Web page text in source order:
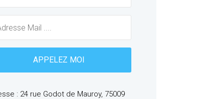
: 24 rue Godot de Mauroy, 75009